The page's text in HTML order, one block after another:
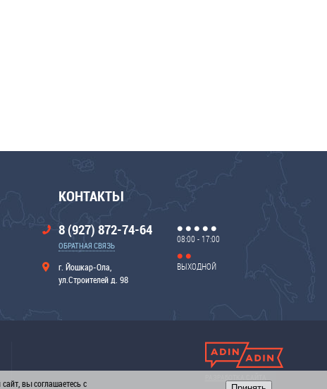
КОНТАКТЫ
8 (927) 872-74-64
ОБРАТНАЯ СВЯЗЬ
г. Йошкар-Ола,
ул.Строителей д. 98
08:00 - 17:00
ВЫХОДНОЙ
вы соглашаетесь с